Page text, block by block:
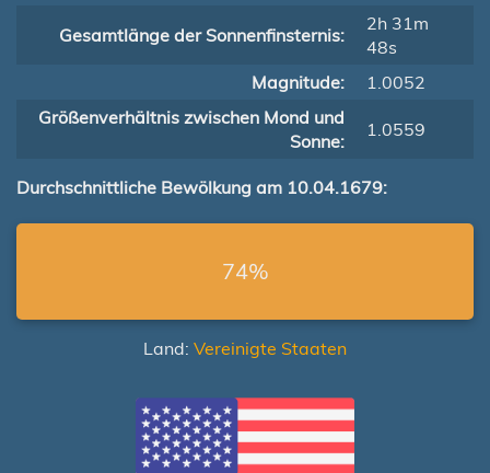
Gesamtlänge der Sonnenfinsternis:
2h 31m
48s
Magnitude:
1.0052
Größenverhältnis zwischen Mond und
Sonne:
1.0559
Durchschnittliche Bewölkung am 10.04.1679:
74%
Land: Vereinigte Staaten